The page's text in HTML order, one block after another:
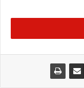
الأجنبية المانحة
وكامل سلام